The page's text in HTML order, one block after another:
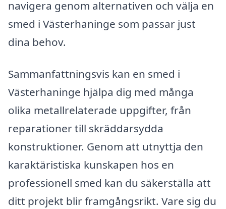
navigera genom alternativen och välja en
smed i Västerhaninge som passar just
dina behov.
Sammanfattningsvis kan en smed i
Västerhaninge hjälpa dig med många
olika metallrelaterade uppgifter, från
reparationer till skräddarsydda
konstruktioner. Genom att utnyttja den
karaktäristiska kunskapen hos en
professionell smed kan du säkerställa att
ditt projekt blir framgångsrikt. Vare sig du